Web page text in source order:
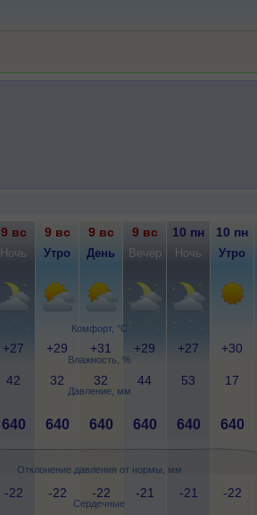
Комфорт, °C
Влажность, %
Давление, мм
Отклонение давления от нормы, мм
Сердечные
9 вс 9 вс 9 вс 9 вс 10 пн 10 пн
Ночь Утро День Вечер Ночь Утро
+27 +29 +31 +29 +27 +30
42 32 32 44 53 17
640 640 640 640 640 640
-22 -22 -22 -21 -21 -22